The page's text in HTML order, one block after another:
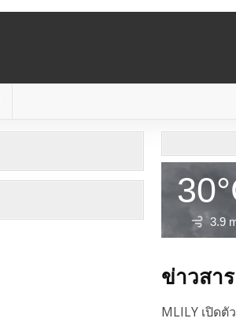
3.9
ข่าวสา
MLILY เปิด